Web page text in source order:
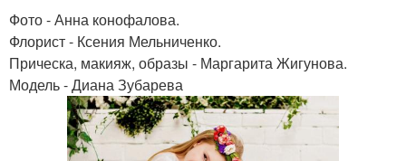
Фото - Анна конофалова.
Флорист - Ксения Мельниченко.
Прическа, макияж, образы - Маргарита Жигунова.
Модель - Диана Зубарева